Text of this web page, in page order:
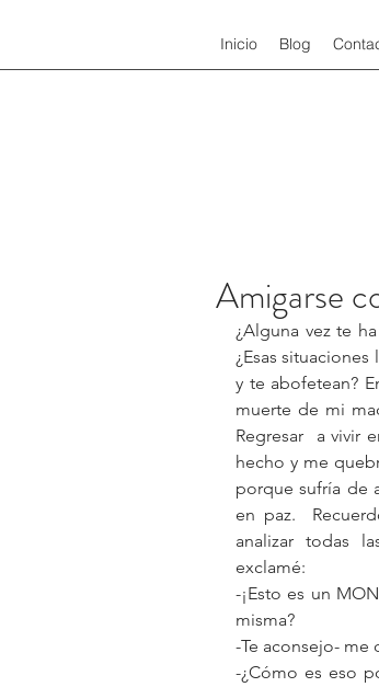
Inicio Blog
Amigarse
¿Alguna vez te
¿Esas
y te abofetean?
muerte de mi
Regresar  a vivir
hecho y me
porque sufría de
en paz.
analizar todas
exclamé:
-¡Esto es un
misma?
-Te aconsejo- me
-¿Cómo es eso